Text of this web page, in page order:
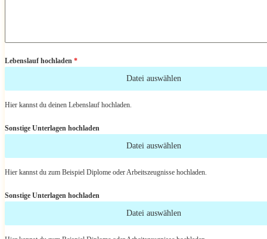
Lebenslauf hochladen *
Datei auswählen
Hier kannst du deinen Lebenslauf hochladen.
Sonstige Unterlagen hochladen
Datei auswählen
Hier kannst du zum Beispiel Diplome oder Arbeitszeugnisse hochladen.
Sonstige Unterlagen hochladen
Datei auswählen